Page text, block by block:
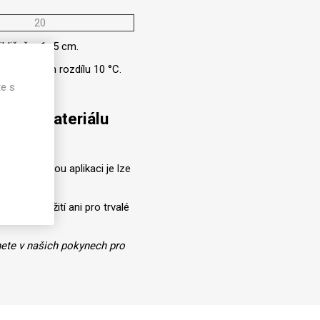
20
o 1–5 cm.
teplotním rozdílu 10 °C.
materiálu
zamýšlenou aplikaci je lze
použití ani pro trvalé
v našich pokynech pro
s